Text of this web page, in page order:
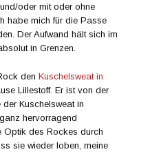
oder mit oder ohne
habe mich für die Passe
Der Aufwand hält sich im
in Grenzen.
denKuschelsweat in
Lillestoff. Er ist von der
Kuschelsweat in
hervorragend
Optik des Rockes durch
sie wieder loben, meine